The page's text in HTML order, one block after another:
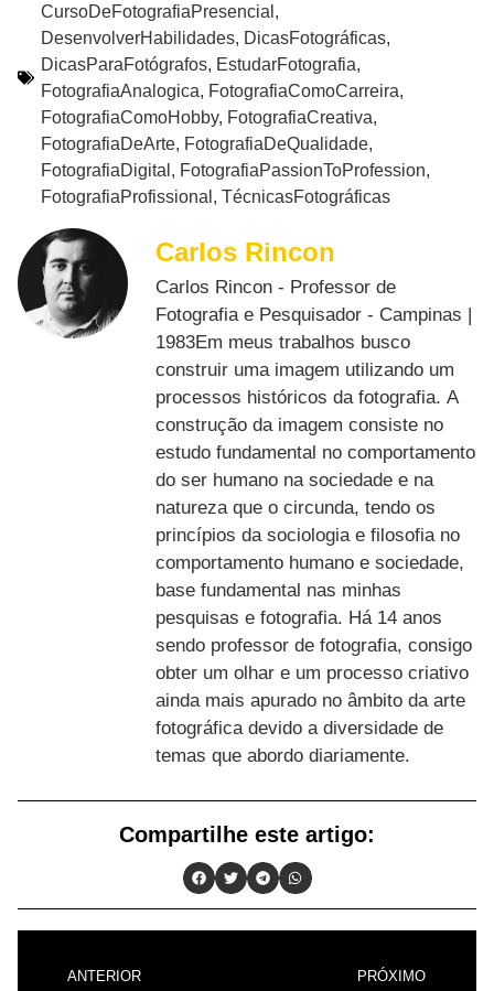
CursoDeFotografiaPresencial ,
DesenvolverHabilidades, DicasFotográficas,
DicasParaFotógrafos, EstudarFotografia,
FotografiaAnalogica, FotografiaComoCarreira,
FotografiaComoHobby, FotografiaCreativa,
FotografiaDeArte, FotografiaDeQualidade,
FotografiaDigital , FotografiaPassionToProfession,
FotografiaProfissional , TécnicasFotográficas
Carlos Rincon
Carlos Rincon - Professor de
Fotografia e Pesquisador - Campinas |
1983Em meus trabalhos busco
construir uma imagem utilizando um
processos históricos da fotografia. A
construção da imagem consiste no
estudo fundamental no comportamento
do ser humano na sociedade e na
natureza que o circunda, tendo os
princípios da sociologia e filosofia no
comportamento humano e sociedade,
base fundamental nas minhas
pesquisas e fotografia. Há 14 anos
sendo professor de fotografia, consigo
obter um olhar e um processo criativo
ainda mais apurado no âmbito da arte
fotográfica devido a diversidade de
temas que abordo diariamente.
Compartilhe este artigo:
ANTERIOR PRÓXIMO